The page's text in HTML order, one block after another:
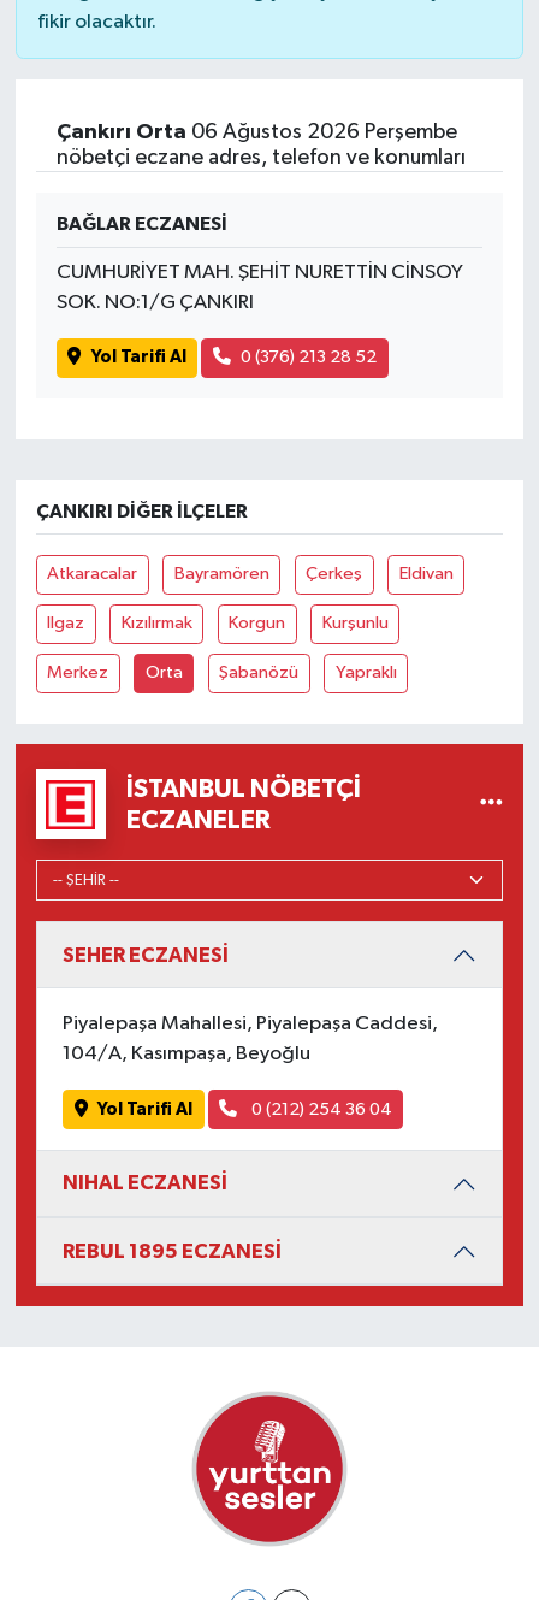
fikir olacaktır.
Çankırı Orta 06 Ağustos 2026 Perşembe
nöbetçi eczane adres, telefon ve konumları
BAĞLAR ECZANESİ
CUMHURİYET MAH. ŞEHİT NURETTİN CİNSOY
SOK. NO:1/G ÇANKIRI
Yol Tarifi Al 0 (376) 213 28 52
ÇANKIRI DIĞER İLÇELER
Atkaracalar Bayramören Çerkeş Eldivan
Ilgaz Kızılırmak Korgun Kurşunlu
Merkez Orta Şabanözü Yapraklı
İSTANBUL NÖBETÇI
ECZANELER
SEHER ECZANESİ
Piyalepaşa Mahallesi, Piyalepaşa Caddesi,
104/A, Kasımpaşa, Beyoğlu
Yol Tarifi Al 0 (212) 254 36 04
NIHAL ECZANESİ
REBUL 1895 ECZANESİ